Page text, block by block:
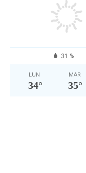
31 %
LUN
34°
MAR
35°